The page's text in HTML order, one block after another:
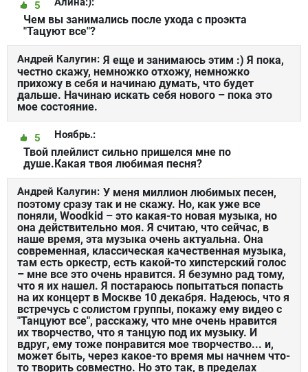
5
Чем вы занимались после ухода с проэкта
"Тацуют все"?
Андрей Калугин: Я еще и занимаюсь этим :) Я пока,
честно скажу, немножко отхожу, немножко
прихожу в себя и начинаю думать, что будет
дальше. Начинаю искать себя нового – пока это
мое состояние.
Ноябрь.:
5
Твой плейлист сильно пришелся мне по
душе.Какая твоя любимая песня?
Андрей Калугин: У меня миллион любимых песен,
поэтому сразу так и не скажу. Но, как уже все
поняли, Woodkid – это какая-то новая музыка, но
она действительно моя. Я считаю, что сейчас, в
наше время, эта музыка очень актуальна. Она
современная, классическая качественная музыка,
там есть оркестр, есть какой-то хипстерский голос
– мне все это очень нравится. Я безумно рад тому,
что я их нашел. Я постараюсь попытаться попасть
на их концерт в Москве 10 декабря. Надеюсь, что я
встречусь с солистом группы, покажу ему видео с
"Танцуют все", расскажу, что мне очень нравится
их творчество, что я танцую под их музыку. И
вдруг, ему тоже понравится мое творчество... и,
может быть, через какое-то время мы начнем что-
то творить совместно. Но это так, в пределах